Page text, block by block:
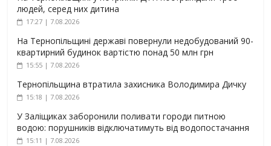
людей, серед них дитина
17:27 | 7.08.2026
На Тернопільщині державі повернули недобудований 90-
квартирний будинок вартістю понад 50 млн грн
15:55 | 7.08.2026
Тернопільщина втратила захисника Володимира Дичку
15:18 | 7.08.2026
У Заліщиках заборонили поливати городи питною
водою: порушників відключатимуть від водопостачання
15:11 | 7.08.2026